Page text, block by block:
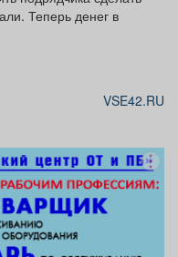
Теперь денег в
VSE42.RU